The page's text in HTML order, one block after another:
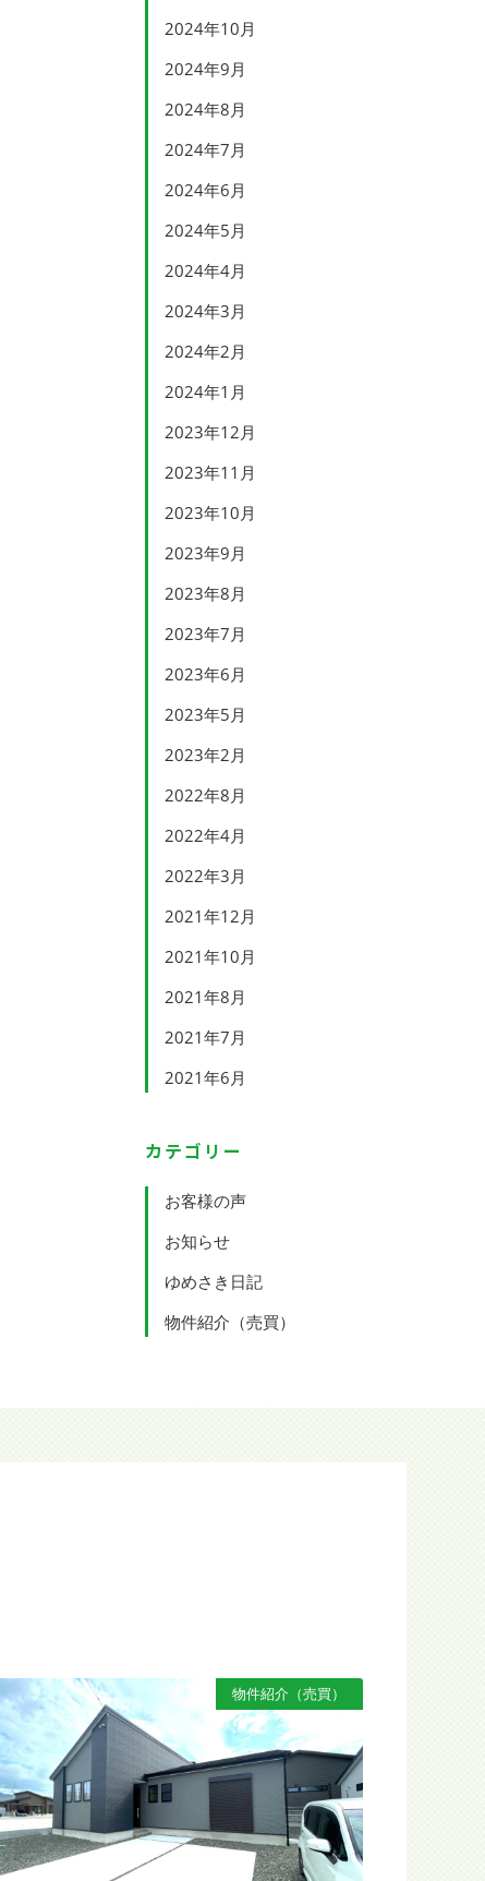
2024年10月
2024年9月
2024年8月
2024年7月
2024年6月
2024年5月
2024年4月
2024年3月
2024年2月
2024年1月
2023年12月
2023年11月
2023年10月
2023年9月
2023年8月
2023年7月
2023年6月
2023年5月
2023年2月
2022年8月
2022年4月
2022年3月
2021年12月
2021年10月
2021年8月
2021年7月
2021年6月
カテゴリー
お客様の声
お知らせ
ゆめさき日記
物件紹介（売買）
物件紹介（売買）